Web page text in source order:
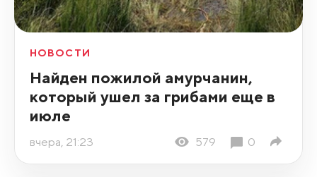
НОВОСТИ
Найден пожилой амурчанин,
который ушел за грибами еще в
июле
вчера, 21:23 579 0